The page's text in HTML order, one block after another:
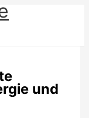
und